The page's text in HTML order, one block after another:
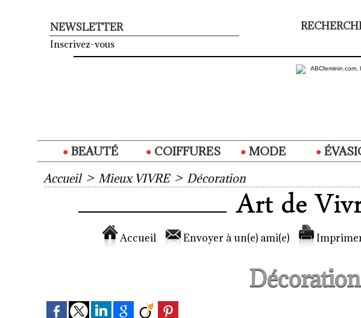
NEWSLETTER
Inscrivez-vous
BEAUTÉ COIFFURES MODE
Accueil > Mieux VIVRE > Décoration
Accueil Envoyer à un(e) ami(e)
Décoration